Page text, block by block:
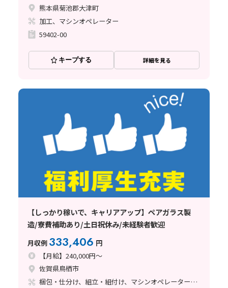
熊本県菊池郡大津町
加工、マシンオペレーター
59402-00
キープする 詳細を見る
【しっかり稼いで、キャリアアップ】ペアガラス製
造/寮費補助あり/土日祝休み/未経験者歓迎
月収例 333,406 円
【月給】240,000円～
佐賀県鳥栖市
梱包・仕分け、組立・組付け、マシンオペレーター、立ち作業